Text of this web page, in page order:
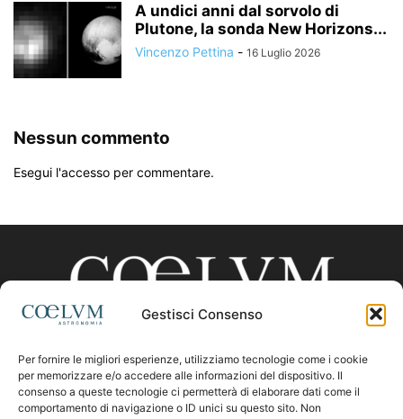
Gestisci Consenso
Per fornire le migliori esperienze, utilizziamo tecnologie come i cookie
per memorizzare e/o accedere alle informazioni del dispositivo. Il
consenso a queste tecnologie ci permetterà di elaborare dati come il
comportamento di navigazione o ID unici su questo sito. Non
A undici anni dal sorvolo di
Plutone, la sonda New Horizons...
Vincenzo Pettina - 16 Luglio 2026
Nessun commento
Esegui l'accesso per commentare.
CHI SIAMO